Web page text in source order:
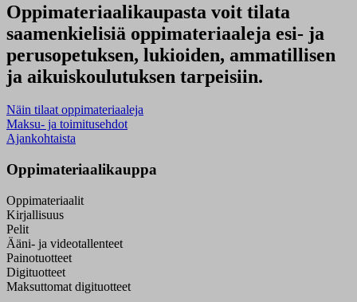
Oppimateriaalikaupasta voit tilata
saamenkielisiä oppimateriaaleja esi- ja
perusopetuksen, lukioiden, ammatillisen
ja aikuiskoulutuksen tarpeisiin.
Näin tilaat oppimateriaaleja
Maksu- ja toimitusehdot
Ajankohtaista
Oppimateriaalikauppa
Oppimateriaalit
Kirjallisuus
Pelit
Ääni- ja videotallenteet
Painotuotteet
Digituotteet
Maksuttomat digituotteet